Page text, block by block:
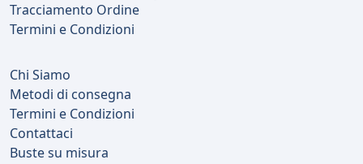
Tracciamento Ordine
Termini e Condizioni
Chi Siamo
Metodi di consegna
Termini e Condizioni
Contattaci
Buste su misura